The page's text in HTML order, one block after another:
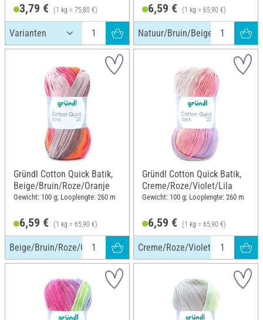
3,79 € (1 kg = 75,80 €) 6,59 € (1 kg = 65,90 €)
Natuur/Bruin/Beige
Gründl Cotton Quick Batik,
Beige/Bruin/Roze/Oranje
Gewicht: 100 g; Looplengte: 260 m
6,59 € (1 kg = 65,90 €)
Beige/Bruin/Roze/Oranje
Gründl Cotton Quick Batik,
Creme/Roze/Violet/Lila
Gewicht: 100 g; Looplengte: 260 m
6,59 € (1 kg = 65,90 €)
Creme/Roze/Violet/Lila